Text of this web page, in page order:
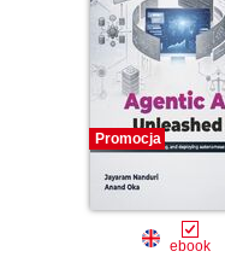
Promocja
ebook